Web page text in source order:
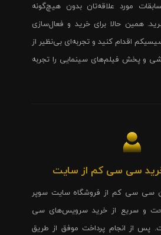
مورد علاقه‌تان بدون هیچ‌گونه
همین حالا برای خرید و فعال‌سازی
اقدام کنید و تجربه‌ای بی‌نظیر از
و پخش فیلم‌های سینمایی را تجربه
سی سی کم از سایت
سی سی کم از فروشگاه سایت سوپر
و سریع از خرید سرویس‌های سی
از انجام پرداخت موفق از طریق